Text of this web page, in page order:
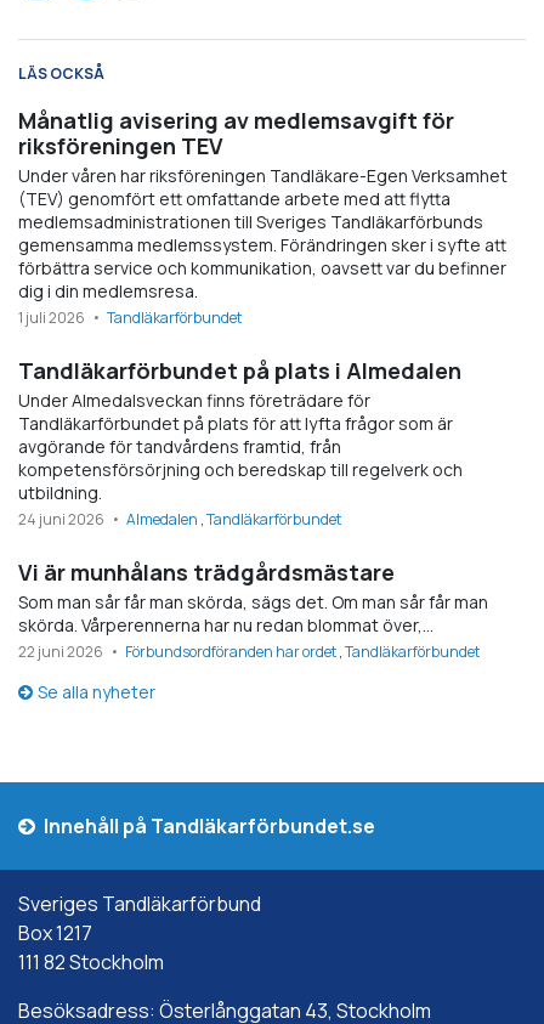
LÄS OCKSÅ
Månatlig avisering av medlemsavgift för
riksföreningen TEV
Under våren har riksföreningen Tandläkare-Egen Verksamhet
(TEV) genomfört ett omfattande arbete med att flytta
medlemsadministrationen till Sveriges Tandläkarförbunds
gemensamma medlemssystem. Förändringen sker i syfte att
förbättra service och kommunikation, oavsett var du befinner
dig i din medlemsresa.
1 juli 2026 Tandläkarförbundet
Tandläkarförbundet på plats i Almedalen
Under Almedalsveckan finns företrädare för
Tandläkarförbundet på plats för att lyfta frågor som är
avgörande för tandvårdens framtid, från
kompetensförsörjning och beredskap till regelverk och
utbildning.
24 juni 2026 Almedalen Tandläkarförbundet
Vi är munhålans trädgårdsmästare
Som man sår får man skörda, sägs det. Om man sår får man
skörda. Vårperennerna har nu redan blommat över,…
22 juni 2026 Förbundsordföranden har ordet Tandläkarförbundet
Se alla nyheter
Innehåll på Tandläkarförbundet.se
Sveriges Tandläkarförbund
Box 1217
111 82 Stockholm
Besöksadress: Österlånggatan 43, Stockholm